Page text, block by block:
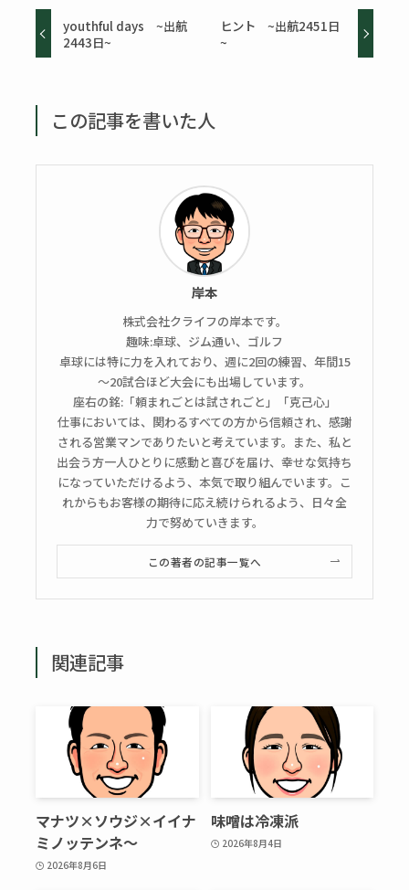
youthful days ~出航
2443日~
ヒント ~出航2451日
~
この記事を書いた人
岸本
株式会社クライフの岸本です。
趣味:卓球、ジム通い、ゴルフ
卓球には特に力を入れており、週に2回の練習、年間15
～20試合ほど大会にも出場しています。
座右の銘:「頼まれごとは試されごと」「克己心」
仕事においては、関わるすべての方から信頼され、感謝
される営業マンでありたいと考えています。また、私と
出会う方一人ひとりに感動と喜びを届け、幸せな気持ち
になっていただけるよう、本気で取り組んでいます。こ
れからもお客様の期待に応え続けられるよう、日々全
力で努めていきます。
この著者の記事一覧へ
関連記事
マナツ×ソウジ×イイナ
ミノッテンネ～
2026年8月6日
味噌は冷凍派
2026年8月4日